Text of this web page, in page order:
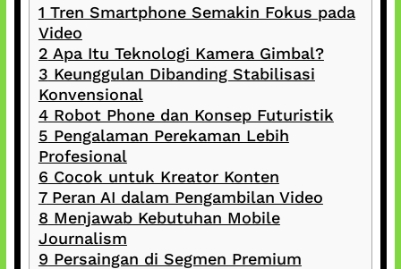
1 Tren Smartphone Semakin Fokus pada
Video
2 Apa Itu Teknologi Kamera Gimbal?
3 Keunggulan Dibanding Stabilisasi
Konvensional
4Robot Phone dan Konsep Futuristik
5 Pengalaman Perekaman Lebih
Profesional
6 Cocok untuk Kreator Konten
7Peran AI dalam Pengambilan Video
8 Menjawab Kebutuhan Mobile
Journalism
9 Persaingan di Segmen Premium